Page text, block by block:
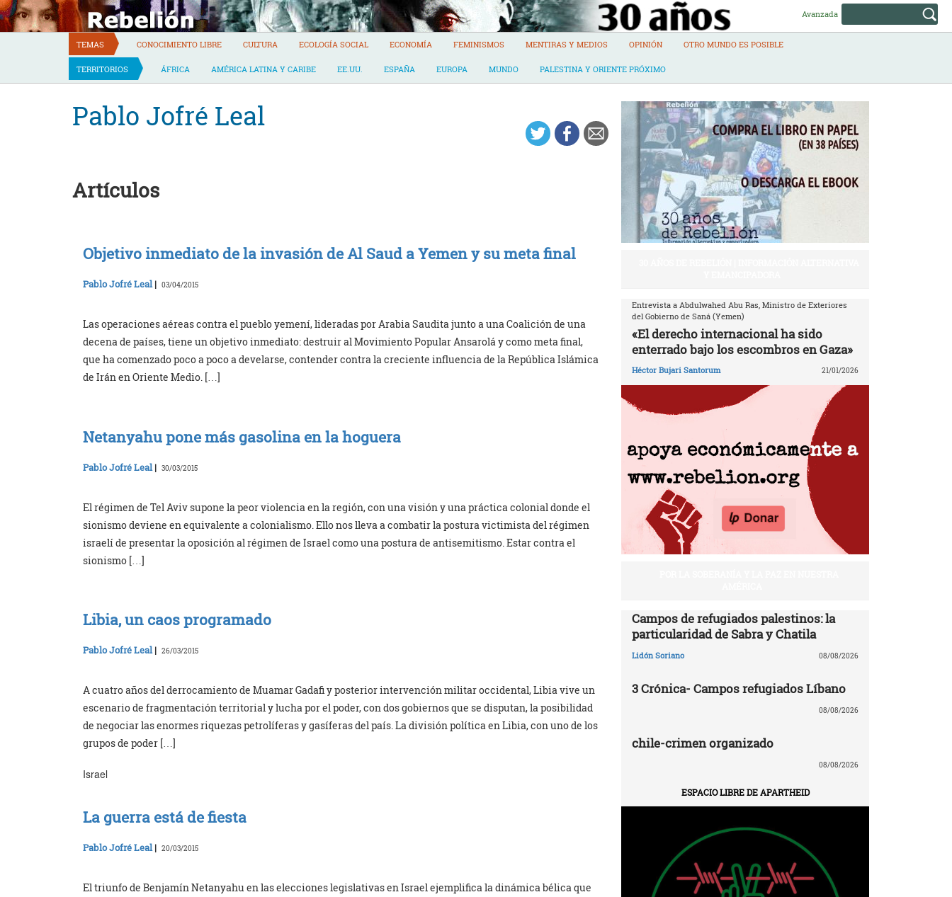
Skip
to
content
Avanzada
TEMAS CONOCIMIENTO LIBRE CULTURA ECOLOGÍA SOCIAL ECONOMÍA FEMINISMOS MENTIRAS Y MEDIOS OPINIÓN OTRO MUNDO ES POSIBLE
TERRITORIOS ÁFRICA AMÉRICA LATINA Y CARIBE EE.UU. ESPAÑA EUROPA MUNDO PALESTINA Y ORIENTE PRÓXIMO
Pablo Jofré Leal
Artículos
Objetivo inmediato de la invasión de Al Saud a Yemen y su meta final
Pablo Jofré Leal | 03/04/2015
Las operaciones aéreas contra el pueblo yemení, lideradas por Arabia Saudita junto a una Coalición de una
decena de países, tiene un objetivo inmediato: destruir al Movimiento Popular Ansarolá y como meta final,
que ha comenzado poco a poco a develarse, contender contra la creciente influencia de la República Islámica
de Irán en Oriente Medio. […]
Netanyahu pone más gasolina en la hoguera
Pablo Jofré Leal | 30/03/2015
El régimen de Tel Aviv supone la peor violencia en la región, con una visión y una práctica colonial donde el
sionismo deviene en equivalente a colonialismo. Ello nos lleva a combatir la postura victimista del régimen
israelí de presentar la oposición al régimen de Israel como una postura de antisemitismo. Estar contra el
sionismo […]
Libia, un caos programado
Pablo Jofré Leal| 26/03/2015
A cuatro años del derrocamiento de Muamar Gadafi y posterior intervención militar occidental, Libia vive un
escenario de fragmentación territorial y lucha por el poder, con dos gobiernos que se disputan, la posibilidad
de negociar las enormes riquezas petrolíferas y gasíferas del país. La división política en Libia, con uno de los
grupos de poder […]
Israel
La guerra está de fiesta
Pablo Jofré Leal | 20/03/2015
El triunfo de Benjamín Netanyahu en las elecciones legislativas en Israel ejemplifica la dinámica bélica que
Entrevista a Abdulwahed Abu Ras, Ministro de Exteriores
del Gobierno de Saná (Yemen)
«El derecho internacional ha sido
enterrado bajo los escombros en Gaza»
Héctor Bujari Santorum 21/01/2026
Campos de refugiados palestinos: la
particularidad de Sabra y Chatila
Lidón Soriano 08/08/2026
3 Crónica- Campos refugiados Líbano
08/08/2026
chile-crimen organizado
08/08/2026
ESPACIO LIBRE DE APARTHEID